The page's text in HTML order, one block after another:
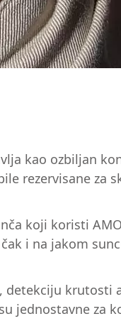
kao ozbiljan
rezervisane za
koji koristi
i na jakom
detekciju krutosti
jednostavne za